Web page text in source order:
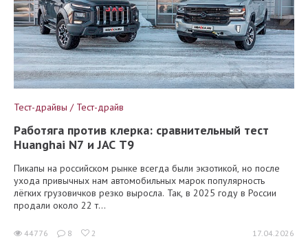
Тест-драйвы / Тест-драйв
Работяга против клерка: сравнительный тест
Huanghai N7 и JAC T9
Пикапы на российском рынке всегда были экзотикой, но после
ухода привычных нам автомобильных марок популярность
лёгких грузовичков резко выросла. Так, в 2025 году в России
продали около 22 т...
44776 8 2 17.04.2026